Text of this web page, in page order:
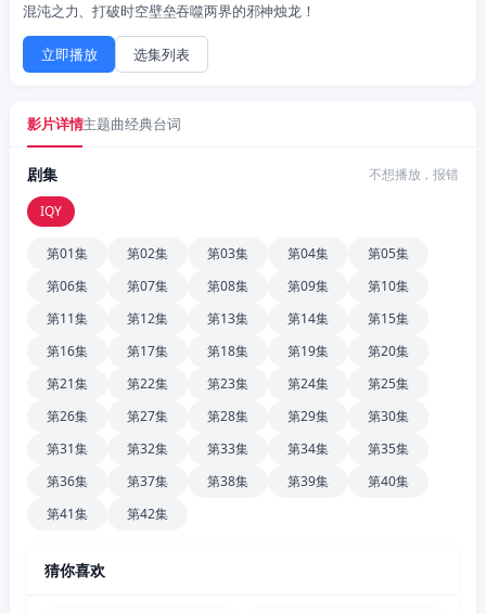
混沌之力、打破时空壁垒吞噬两界的邪神烛龙！
立即播放 选集列表
影片详情主题曲经典台词
剧集 不想播放，报错
IQY
第01集 第02集 第03集 第04集
第05集
第06集
第07集 第08集 第09集
第10集
第11集
第12集 第13集 第14集
第15集
第16集
第17集 第18集 第19集
第20集
第21集
第22集 第23集 第24集
第25集
第26集
第27集 第28集 第29集
第30集
第31集
第32集 第33集 第34集
第35集
第36集
第37集 第38集 第39集
第40集
第41集
第42集
猜你喜欢